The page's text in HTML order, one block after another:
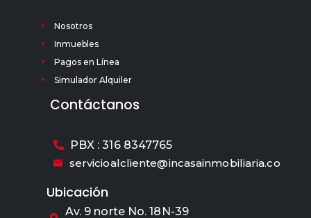
Nosotros
Inmuebles
Pagos en Línea
Simulador Alquiler
Contáctanos
PBX : 316 8347765
servicioalcliente@incasainmobiliaria.co
Ubicación
Av. 9 norte No. 18N-39